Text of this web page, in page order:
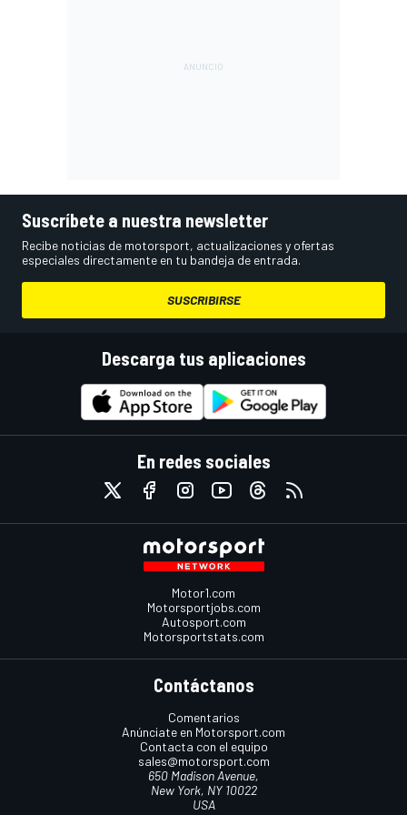
Suscríbete a nuestra newsletter
Recibe noticias de motorsport, actualizaciones y ofertas
especiales directamente en tu bandeja de entrada.
SUSCRIBIRSE
Descarga tus aplicaciones
En redes sociales
Motor1.com
Motorsportjobs.com
Autosport.com
Motorsportstats.com
Contáctanos
Comentarios
Anúnciate en Motorsport.com
Contacta con el equipo
sales@motorsport.com
650 Madison Avenue,
New York, NY 10022
USA